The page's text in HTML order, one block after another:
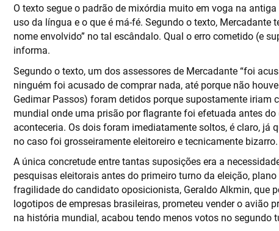
O texto segue o padrão de mixórdia muito em voga na
uso da língua e o que é má-fé. Segundo o texto, Mercadante
nome envolvido” no tal escândalo. Qual o erro cometido (e
informa.
Segundo o texto, um dos assessores de Mercadante “foi
ninguém foi acusado de comprar nada, até porque não
Gedimar Passos) foram detidos porque supostamente
mundial onde uma prisão por flagrante foi efetuada antes
aconteceria. Os dois foram imediatamente soltos, é claro,
no caso foi grosseiramente eleitoreiro e tecnicamente bizarro.
A única concretude entre tantas suposições era a
pesquisas eleitorais antes do primeiro turno da eleição,
fragilidade do candidato oposicionista, Geraldo Alkmin, que
logotipos de empresas brasileiras, prometeu vender o
na história mundial, acabou tendo menos votos no segundo